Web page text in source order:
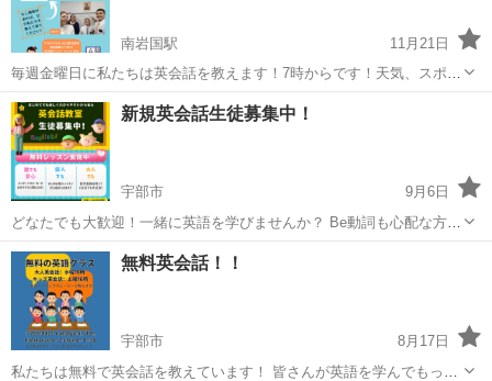
南岩国駅
11月21日
毎週金曜日に私たちは英会話を教えます！7時からです！天気、スポー
ツ、文化、英語で何でもを教えることができます！
山口 岩国市 南岩国駅 英語 無料
新規英会話生徒募集中！
宇部市
9月6日
どなたでも大歓迎！一緒に英語を学びませんか？ Be動詞も心配な方、
もっと話してみたい方、本物の英語を学びたい方、どなたでも始めら
れます！ みんなで楽しく英語を学びましょう！ ネイティブスピーカー
が教えてくれます！ ...
山口 宇部市 英会話
無料英会話！！
宇部市
8月17日
私たちは無料で英会話を教えています！ 皆さんが英語を学んでもっと